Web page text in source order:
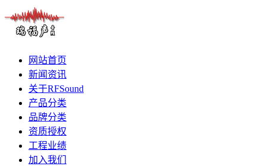
网站首页
新闻资讯
关于RFSound
产品分类
品牌分类
资质授权
工程业绩
加入我们